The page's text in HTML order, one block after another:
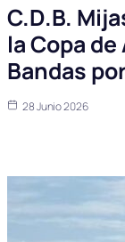
C.D.B.
la Copa
Bandas
28 Junio 2026